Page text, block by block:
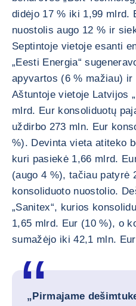
didėjo 17 % iki 1,99 mlrd.
nuostolis augo 12 % ir
Septintoje vietoje esanti
„Eesti Energia“
apyvartos (6 % mažiau) ir
Aštuntoje vietoje Latvijos
mlrd. Eur konsoliduotų
uždirbo 273 mln. Eur
%). Devinta vieta atiteko
kuri pasiekė 1,66 mlrd.
(augo 4 %), tačiau patyrė
konsoliduoto nuostolio.
„Sanitex“, kurios
1,65 mlrd. Eur (10 %), o
sumažėjo iki 42,1 mln.
„Pirmajame